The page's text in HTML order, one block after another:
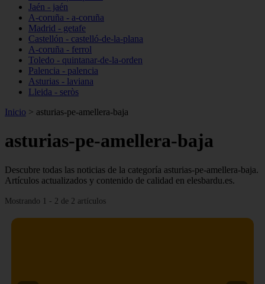
Jaén - jaén
A-coruña - a-coruña
Madrid - getafe
Castellón - castelló-de-la-plana
A-coruña - ferrol
Toledo - quintanar-de-la-orden
Palencia - palencia
Asturias - laviana
Lleida - seròs
Inicio > asturias-pe-amellera-baja
asturias-pe-amellera-baja
Descubre todas las noticias de la categoría asturias-pe-amellera-baja.
Artículos actualizados y contenido de calidad en elesbardu.es.
Mostrando 1 - 2 de 2 artículos